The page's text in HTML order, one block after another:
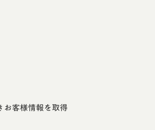
客様情報を取得